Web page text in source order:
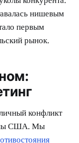
нишевым
первым
рынок.
конфликт
США. Мы